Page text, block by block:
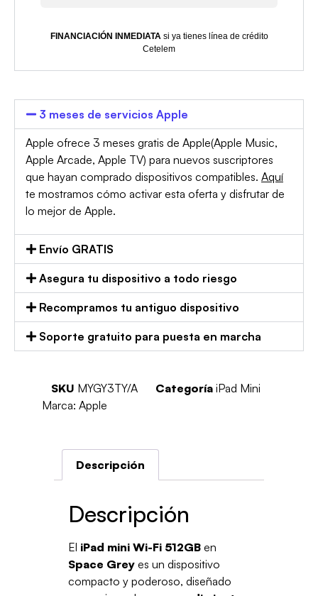
FINANCIACIÓN INMEDIATAsi ya tienes línea de crédito
Cetelem
3 meses de servicios Apple
Apple ofrece 3 meses gratis de Apple(Apple Music,
Apple Arcade, Apple TV) para nuevos suscriptores
que hayan comprado dispositivos compatibles. Aquí
te mostramos cómo activar esta oferta y disfrutar de
lo mejor de Apple.
Envío GRATIS
Asegura tu dispositivo a todo riesgo
Recompramos tu antiguo dispositivo
Soporte gratuito para puesta en marcha
SKU MYGY3TY/A Categoría iPad Mini
Marca:Apple
Descripción
Descripción
El iPad mini Wi-Fi 512GBen
Space Greyes un dispositivo
compacto y poderoso, diseñado